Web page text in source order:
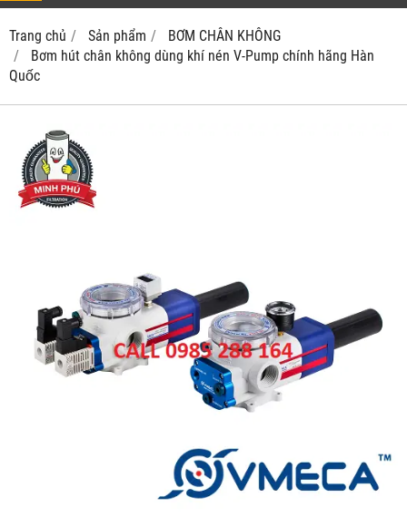
Trang chủ Sản phẩm
BƠM CHÂN KHÔNG
Bơm hút chân không dùng khí nén V-Pump chính hãng Hàn
Quốc